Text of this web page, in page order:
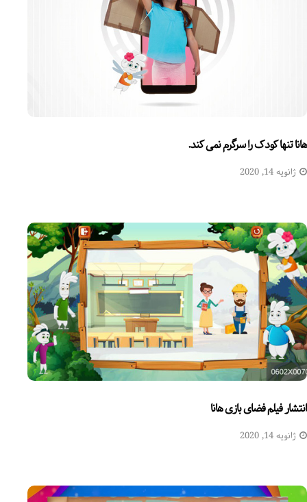
هانا تنها کودک را سرگرم نمی کند.
ژانویه 14, 2020
انتشار فیلم فضای بازی هانا
ژانویه 14, 2020